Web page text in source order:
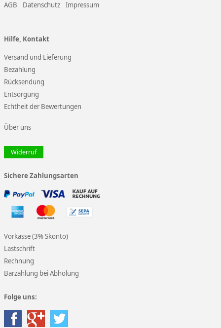
AGB Datenschutz Impressum
Hilfe, Kontakt
Versand und Lieferung
Bezahlung
Rücksendung
Entsorgung
Echtheit der Bewertungen
Über uns
Widerruf
Sichere Zahlungsarten
Vorkasse (3% Skonto)
Lastschrift
Rechnung
Barzahlung bei Abholung
Folge uns: